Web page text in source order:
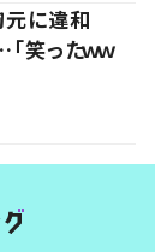
元に違和
笑ったｗｗ